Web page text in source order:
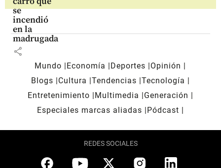
se
incendió
en la
madrugada
share
Mundo Economía Deportes
Opinión
Blogs
Cultura Tendencias Tecnología
Entretenimiento
Multimedia
Generación
Especiales marcas aliadas
Pódcast
REDES SOCIALES